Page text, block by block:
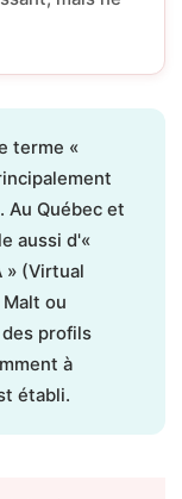
terme «
Au Québec et
aussi d'«
» (Virtual
ou
profils
à
établi.